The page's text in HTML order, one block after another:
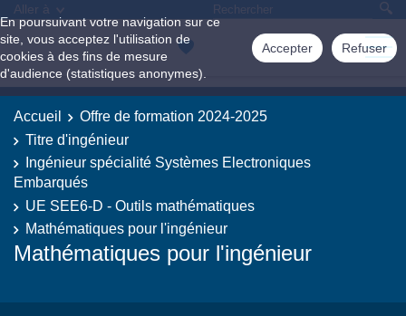
En poursuivant votre navigation sur ce
site, vous acceptez l'utilisation de
cookies à des fins de mesure
d'audience (statistiques anonymes).
Accepter Refuser
Aller à
Accueil
Offre de formation 2024-2025
Titre d'ingénieur
Ingénieur spécialité Systèmes Electroniques
Embarqués
UE SEE6-D - Outils mathématiques
Mathématiques pour l'ingénieur
Mathématiques pour l'ingénieur